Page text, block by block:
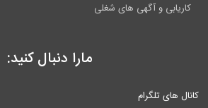
کاریابی و آگهی های شغلی
مارا دنبال کنید:
کانال های تلگرام